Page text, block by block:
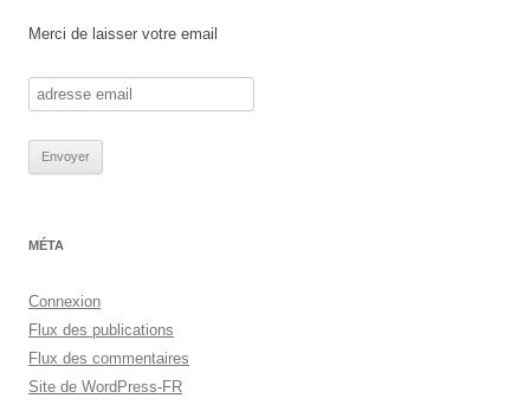
Merci de laisser votre email
MÉTA
Connexion
Flux des publications
Flux des commentaires
Site de WordPress-FR